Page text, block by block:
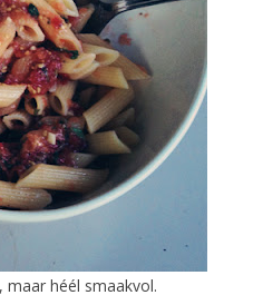
héél smaakvol.